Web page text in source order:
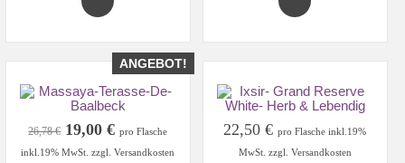
ANGEBOT!
26,78€ Ursprünglicher
Preis
19,00€Aktueller
Preis
pro Flasche
inkl.19% MwSt. zzgl. Versandkosten
22,50€ pro Flasche inkl.19%
MwSt. zzgl. Versandkosten